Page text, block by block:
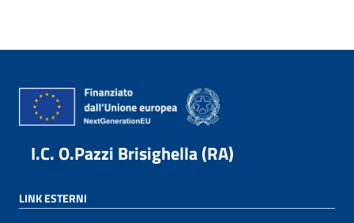
I.C. O.Pazzi Brisighella (RA)
LINK ESTERNI